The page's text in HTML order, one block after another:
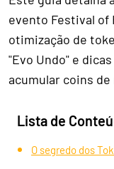
evento Festival of
otimização de
"Evo Undo" e
acumular coins
Lista de
O segredo dos